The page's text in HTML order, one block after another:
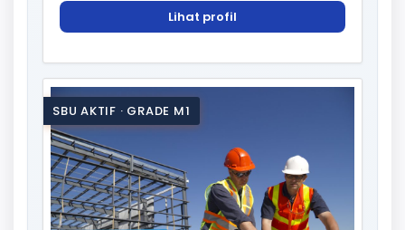
Lihat profil
SBU AKTIF · GRADE M1